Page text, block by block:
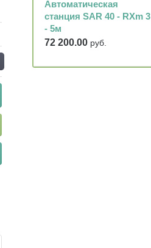
Автоматическая
станция SAR 40 - RXm 3
- 5м
72 200.00 руб.